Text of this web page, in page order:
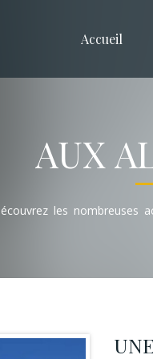
Accueil
AUX
les nombreuses